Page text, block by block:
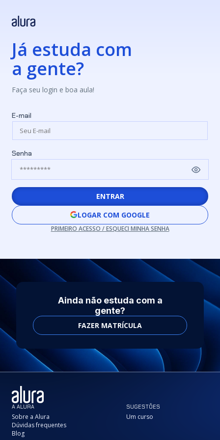
Já estuda com
a gente?
Faça seu login e boa aula!
E-mail
Senha
ENTRAR
LOGAR COM GOOGLE
PRIMEIRO ACESSO / ESQUECI MINHA SENHA
Ainda não estuda com a
gente?
FAZER MATRÍCULA
A ALURA
Sobre a Alura
Dúvidas frequentes
Blog
SUGESTÕES
Um curso